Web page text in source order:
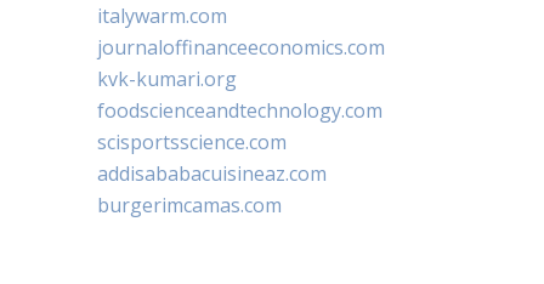
italywarm.com
journaloffinanceeconomics.com
kvk-kumari.org
foodscienceandtechnology.com
scisportsscience.com
addisababacuisineaz.com
burgerimcamas.com